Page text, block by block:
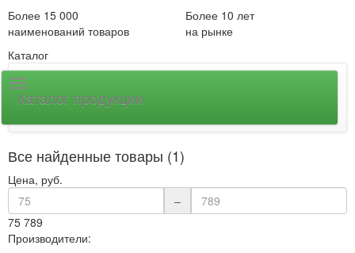
Более 15 000
наименований товаров
Более 10 лет
на рынке
Каталог
Каталог продукции
Все найденные товары (1)
Цена, руб.
–
75 789
Производители: